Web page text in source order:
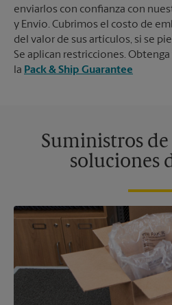
enviarlos con confianza con
y Envío. Cubrimos el costo de
del valor de sus artículos, si se
Se aplican restricciones.
la Pack & Ship Guarantee
Suministros
soluciones